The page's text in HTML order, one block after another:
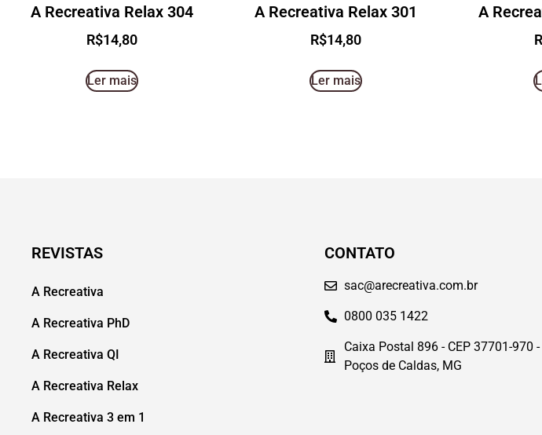
A Recreativa Relax 304
R$14,80
Ler mais
A Recreativa Relax 301
R$14,80
Ler mais
A
REVISTAS
A Recreativa
A Recreativa PhD
A Recreativa QI
A Recreativa Relax
A Recreativa 3 em 1
CONTATO
sac@arecreativa.com.br
0800 035 1422
Caixa Postal 896 - CEP 37701-970 -
Poços de Caldas, MG